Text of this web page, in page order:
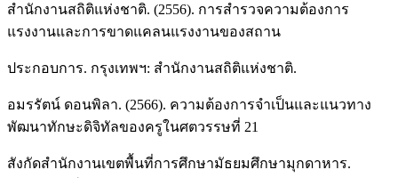
สำนักงานสถิติแห่งชาติ. (2556). การสำรวจความต้องการ
แรงงานและการขาดแคลนแรงงานของสถาน
ประกอบการ. กรุงเทพฯ: สำนักงานสถิติแห่งชาติ.
อมรรัตน์ ดอนพิลา. (2566). ความต้องการจำเป็นและแนวทาง
พัฒนาทักษะดิจิทัลของครูในศตวรรษที่ 21
สังกัดสำนักงานเขตพื้นที่การศึกษามัธยมศึกษามุกดาหาร.